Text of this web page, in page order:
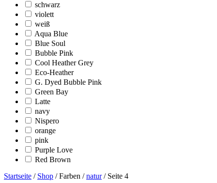
schwarz
violett
weiß
Aqua Blue
Blue Soul
Bubble Pink
Cool Heather Grey
Eco-Heather
G. Dyed Bubble Pink
Green Bay
Latte
navy
Nispero
orange
pink
Purple Love
Red Brown
Startseite / Shop / Farben /natur/ Seite 4